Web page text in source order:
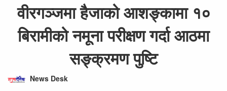
वीरगञ्जमा हैजाको आशङ्कामा १०
बिरामीको नमूना परीक्षण गर्दा आठमा
सङ्क्रमण पुष्टि
News Desk